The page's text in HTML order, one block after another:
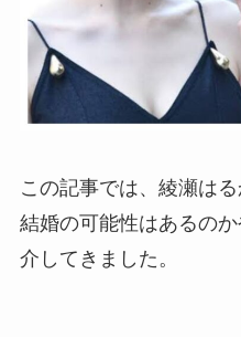
この記事では、綾瀬は
結婚の可能性はあるの
介してきました。